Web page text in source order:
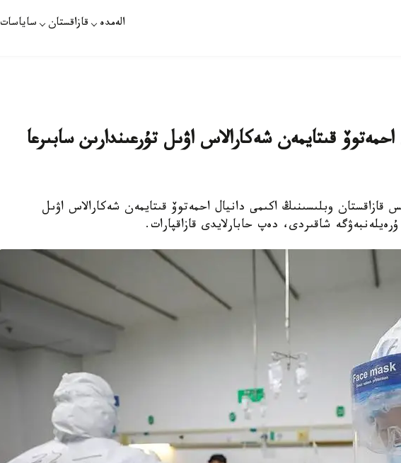
الەمدە قازاقستان ساياسات
قىتايمەن شەكارالاس اۋىل تۇرعىندارىن سابىرعا
وبلىسىنىڭ اكىمى دانيال احمەتوۆ قىتايمەن شەكارالاس اۋىل
شاقىردى، دەپ حابارلايدى قازاقپارات.